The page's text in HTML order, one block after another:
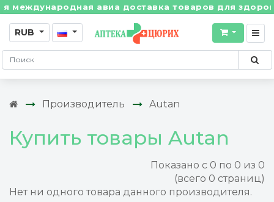
авиа доставка товаров для
RUB
Производитель Autan
Купить товары Autan
Показано с 0 по 0 из 0
(всего 0 страниц)
Нет ни одного товара данного производителя.